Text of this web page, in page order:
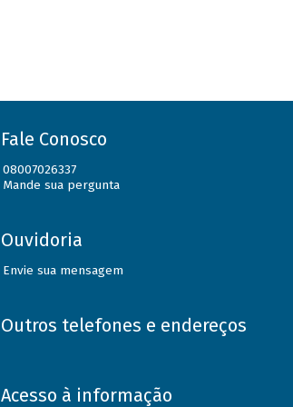
Fale Conosco
08007026337
Mande sua pergunta
Ouvidoria
Envie sua mensagem
Outros telefones e endereços
Acesso à informação